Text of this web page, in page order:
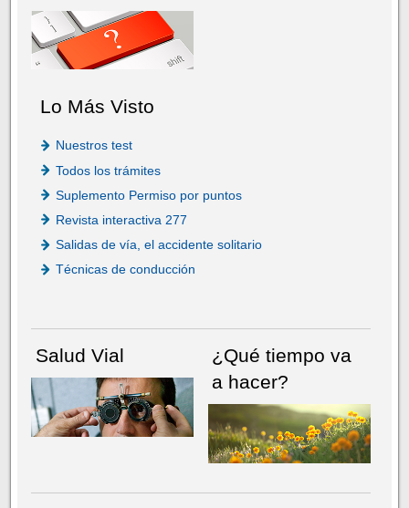
Lo Más Visto
Nuestros test
Todos los trámites
Suplemento Permiso por puntos
Revista interactiva 277
Salidas de vía, el accidente solitario
Técnicas de conducción
Salud Vial
¿Qué tiempo va
a hacer?